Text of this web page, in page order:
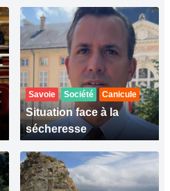
Savoie Société Canicule
Situation face à la
sécheresse